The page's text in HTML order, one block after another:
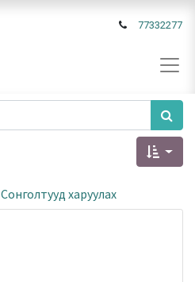
77332277
Сонголтууд харуулах